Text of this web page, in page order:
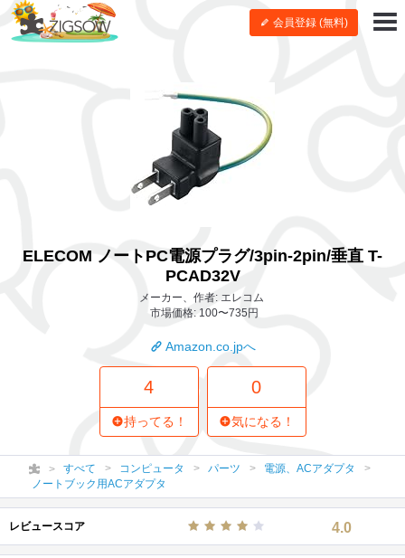
会員登録 (無料)
ELECOM ノートPC電源プラグ/3pin-2pin/垂直 T-
PCAD32V
メーカー、作者: エレコム
市場価格: 100〜735円
Amazon.co.jpへ
4
持ってる！
0
気になる！
すべて コンピュータ パーツ
電源、ACアダプタ
ノートブック用ACアダプタ
レビュースコア 4.0